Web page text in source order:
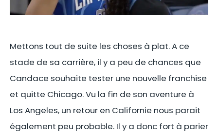
Mettons tout de suite les choses à plat. A ce
stade de sa carrière, il y a peu de chances que
Candace souhaite tester une nouvelle franchise
et quitte Chicago. Vu la fin de son aventure à
Los Angeles, un retour en Californie nous parait
également peu probable. Il y a donc fort à parier